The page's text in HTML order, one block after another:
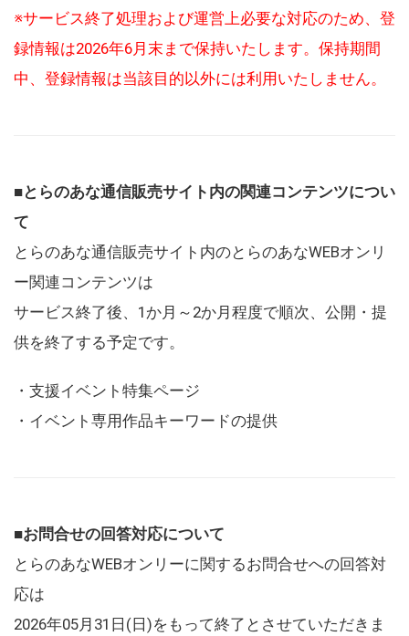
※サービス終了処理および運営上必要な対応のため、登
録情報は2026年6月末まで保持いたします。保持期間
中、登録情報は当該目的以外には利用いたしません。
■とらのあな通信販売サイト内の関連コンテンツについ
て
とらのあな通信販売サイト内のとらのあなWEBオンリ
ー関連コンテンツは
サービス終了後、1か月～2か月程度で順次、公開・提
供を終了する予定です。
・支援イベント特集ページ
・イベント専用作品キーワードの提供
■お問合せの回答対応について
とらのあなWEBオンリーに関するお問合せへの回答対
応は
2026年05月31日(日)をもって終了とさせていただきま